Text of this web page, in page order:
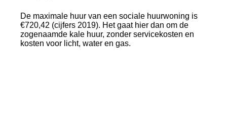
De maximale huur van een sociale huurwoning is
€720,42 (cijfers 2019). Het gaat hier dan om de
zogenaamde kale huur, zonder servicekosten en
kosten voor licht, water en gas.